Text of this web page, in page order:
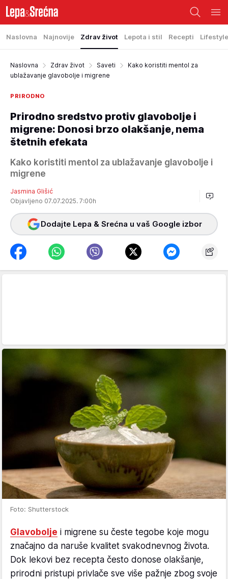
Naslovna Najnovije Zdrav život Lepota i stil Recepti Lifestyle
Naslovna Zdrav život Saveti
Kako koristiti mentol za
ublažavanje glavobolje i migrene
PRIRODNO
Prirodno sredstvo protiv glavobolje i
migrene: Donosi brzo olakšanje, nema
štetnih efekata
Kako koristiti mentol za ublažavanje glavobolje i
migrene
Jasmina Glišić
Objavljeno 07.07.2025. 7:00h
Dodajte Lepa & Srećna u vaš Google izbor
Foto: Shutterstock
Glavobolje i migrene su česte tegobe koje mogu
značajno da naruše kvalitet svakodnevnog života.
Dok lekovi bez recepta često donose olakšanje,
prirodni pristupi privlače sve više pažnje zbog svoje